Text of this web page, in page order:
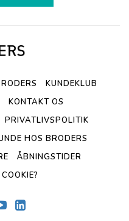
KUNDEKLUB
KONTAKT OS
PRIVATLIVSPOLITIK
HOS BRODERS
ÅBNINGSTIDER